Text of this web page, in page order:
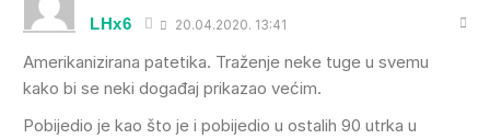
LHx6 20.04.2020. 13:41
Amerikanizirana patetika. Traženje neke tuge u svemu
kako bi se neki događaj prikazao većim.
Pobijedio je kao što je i pobijedio u ostalih 90 utrka u